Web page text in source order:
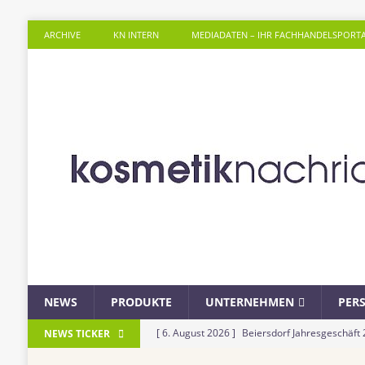
ARCHIVE KN INTERN MEDIADATEN – IHR
NEWS PRODUKTE UNTERNEHMEN
NEWS TICKER [ 6. August 2026 ] Beiersdorf Jahresgeschäft